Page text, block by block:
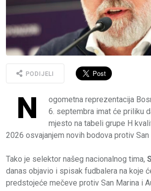
PODIJELI
N
ogometna reprezentacija
6. septembra imat će priliku
mjesto na tabeli grupe H
2026 osvajanjem novih bodova protiv San
Tako je selektor našeg nacionalnog tima,
danas objavio i spisak fudbalera na koje
predstojeće mečeve protiv San Marina i